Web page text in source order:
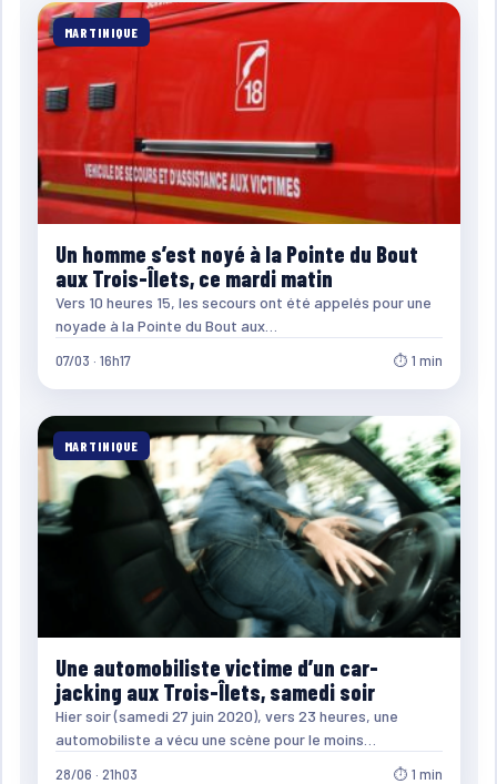
MARTINIQUE
Un homme s’est noyé à la Pointe du Bout
aux Trois-Îlets, ce mardi matin
Vers 10 heures 15, les secours ont été appelés pour une
noyade à la Pointe du Bout aux…
07/03 · 16h17 ⏱ 1 min
MARTINIQUE
Une automobiliste victime d’un car-
jacking aux Trois-Îlets, samedi soir
Hier soir (samedi 27 juin 2020), vers 23 heures, une
automobiliste a vécu une scène pour le moins…
28/06 · 21h03 ⏱ 1 min